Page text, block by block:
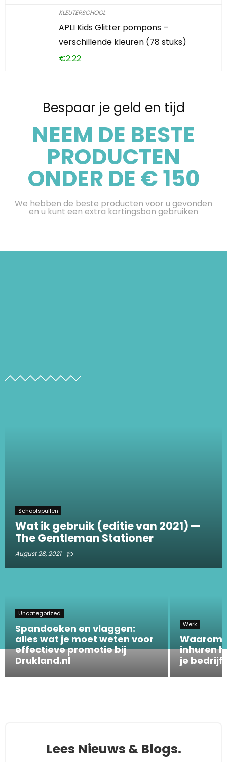
KLEUTERSCHOOL
APLI Kids Glitter pompons –
verschillende kleuren (78 stuks)
€2.22
Bespaar je geld en tijd
NEEM DE BESTE
PRODUCTEN
ONDER DE € 150
We hebben de beste producten voor u gevonden
en u kunt een extra kortingsbon gebruiken
Schoolspullen
Wat ik gebruik (editie van 2021) —
The Gentleman Stationer
August 28, 2021
Uncategorized
Spandoeken en vlaggen:
alles wat je moet weten voor
effectieve promotie bij
Drukland.nl
Werk
Waarom
inhuren
je bedrijf
Lees Nieuws & Blogs.